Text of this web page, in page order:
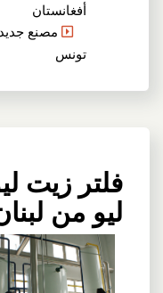
أفغانستان
مصنع
تونس
فلتر زيت
ليو من